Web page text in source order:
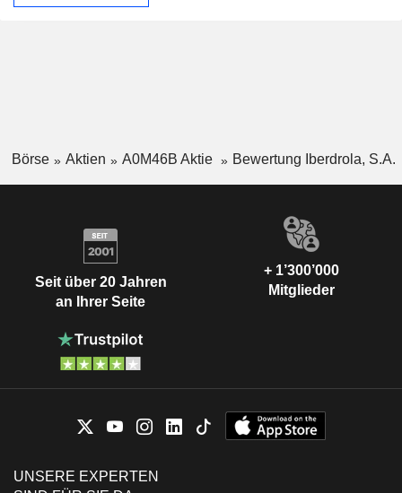
Börse Aktien A0M46B Aktie Bewertung Iberdrola, S.A.
Seit über 20 Jahren
an Ihrer Seite
+ 1’300’000
Mitglieder
UNSERE EXPERTEN